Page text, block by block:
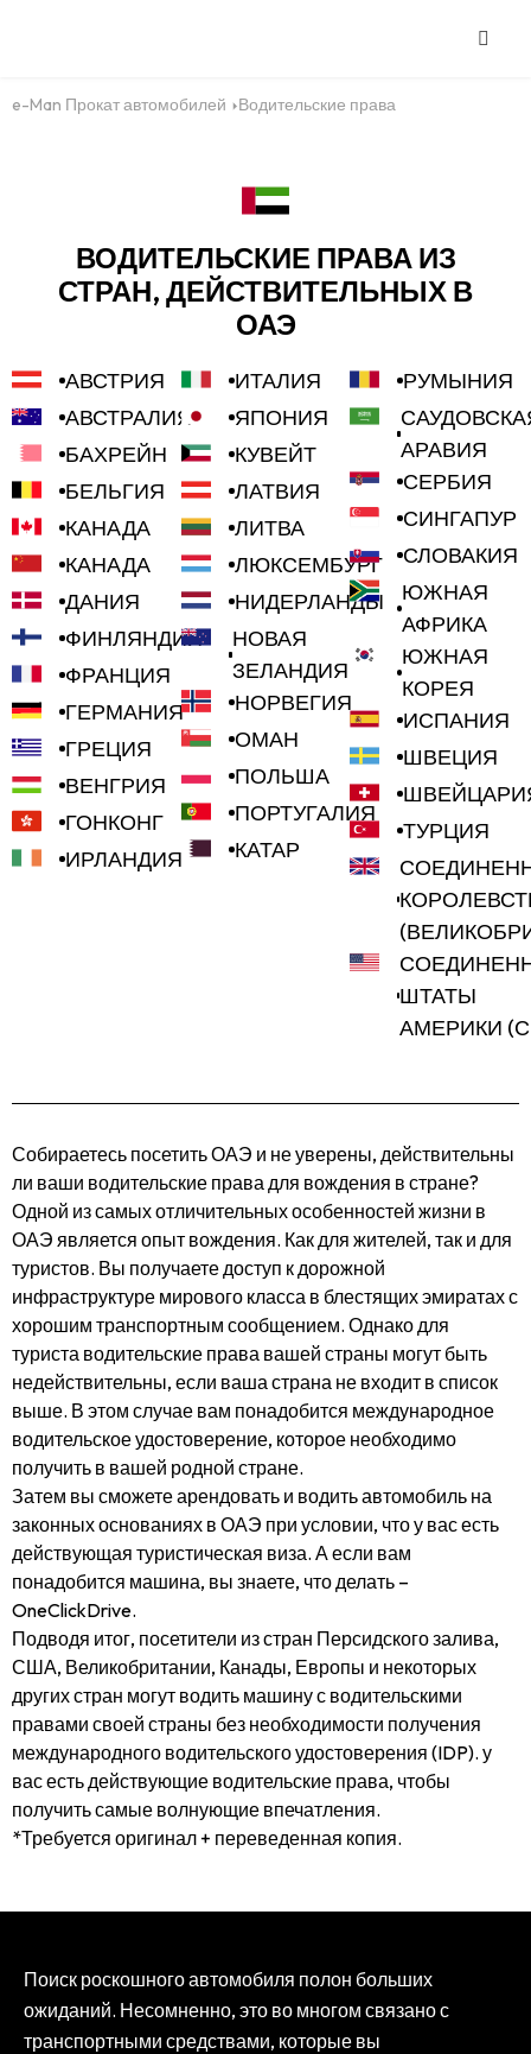
e-Man Прокат автомобилей Водительские права
ВОДИТЕЛЬСКИЕ ПРАВА ИЗ
СТРАН, ДЕЙСТВИТЕЛЬНЫХ В
ОАЭ
АВСТРИЯ
АВСТРАЛИЯ
БАХРЕЙН
БЕЛЬГИЯ
КАНАДА
КАНАДА
ДАНИЯ
ФИНЛЯНДИЯ
ФРАНЦИЯ
ГЕРМАНИЯ
ГРЕЦИЯ
ВЕНГРИЯ
ГОНКОНГ
ИРЛАНДИЯ
ИТАЛИЯ
ЯПОНИЯ
КУВЕЙТ
ЛАТВИЯ
ЛИТВА
ЛЮКСЕМБУРГ
НИДЕРЛАНДЫ
НОВАЯ
ЗЕЛАНДИЯ
НОРВЕГИЯ
ОМАН
ПОЛЬША
ПОРТУГАЛИЯ
КАТАР
РУМЫНИЯ
АРАВИЯ
СЕРБИЯ
СИНГАПУР
СЛОВАКИЯ
ЮЖНАЯ
АФРИКА
ЮЖНАЯ
КОРЕЯ
ИСПАНИЯ
ШВЕЦИЯ
ТУРЦИЯ
ШТАТЫ
АМЕРИКИ
Собираетесь посетить ОАЭ и не уверены, действительны
ли ваши водительские права для вождения в стране?
Одной из самых отличительных особенностей жизни в
ОАЭ является опыт вождения. Как для жителей, так и для
туристов. Вы получаете доступ к дорожной
инфраструктуре мирового класса в блестящих эмиратах с
хорошим транспортным сообщением. Однако для
туриста водительские права вашей страны могут быть
недействительны, если ваша страна не входит в список
выше. В этом случае вам понадобится международное
водительское удостоверение, которое необходимо
получить в вашей родной стране.
Затем вы сможете арендовать и водить автомобиль на
законных основаниях в ОАЭ при условии, что у вас есть
действующая туристическая виза. А если вам
понадобится машина, вы знаете, что делать –
OneClickDrive.
Подводя итог, посетители из стран Персидского залива,
США, Великобритании, Канады, Европы и некоторых
других стран могут водить машину с водительскими
правами своей страны без необходимости получения
международного водительского удостоверения (IDP). у
вас есть действующие водительские права, чтобы
получить самые волнующие впечатления.
*Требуется оригинал + переведенная копия.
Поиск роскошного автомобиля полон больших
ожиданий. Несомненно, это во многом связано с
транспортными средствами, которые вы